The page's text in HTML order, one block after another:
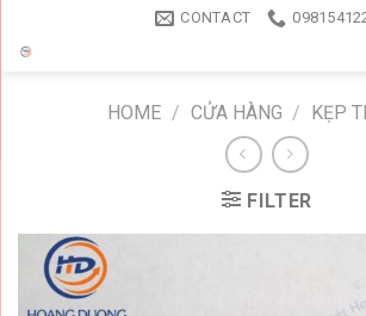
CONTACT
HOME / CỬA HÀNG / KẸP
FILTER